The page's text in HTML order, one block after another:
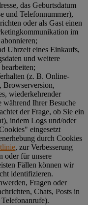
das Geburtsdatum
und Telefonnummer),
oder als Gast einen
im
Uhrzeit eines Einkaufs,
und weitere
(z. B. Online-
Browserversion,
wiederkehrender
während Ihrer Besuche
der Frage, ob Sie ein
indem Logs und/oder
eingesetzt
durch Cookies
, zur Verbesserung
oder für unsere
Fällen können wir
identifizieren.
Fragen oder
Chats, Posts in